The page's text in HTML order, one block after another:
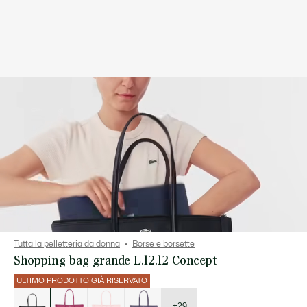
Tutta la pelletteria da donna Borse e borsette
Shopping bag grande L.12.12 Concept
ULTIMO PRODOTTO GIÀ RISERVATO
delle
varianti